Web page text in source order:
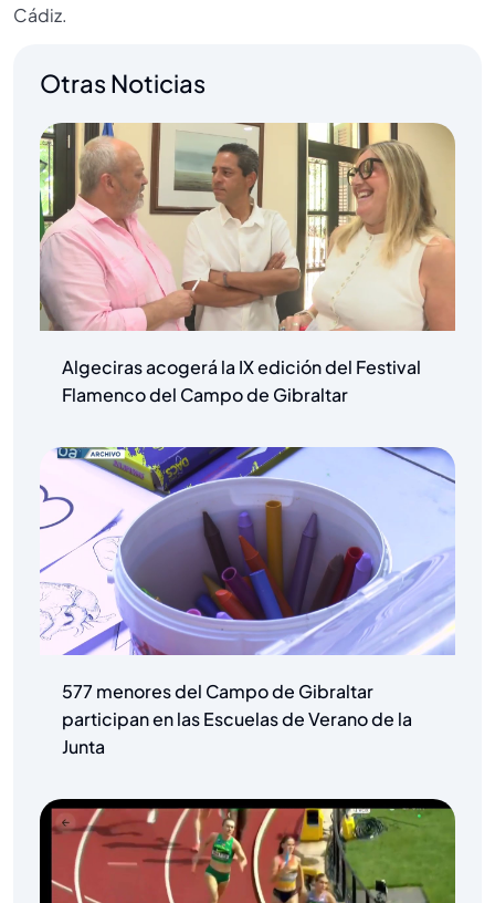
Cádiz.
Otras Noticias
Algeciras acogerá la IX edición del Festival
Flamenco del Campo de Gibraltar
577 menores del Campo de Gibraltar
participan en las Escuelas de Verano de la
Junta